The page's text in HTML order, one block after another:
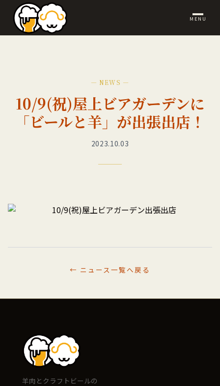
MENU
— NEWS —
10/9(祝)屋上ビアガーデンに
「ビールと羊」が出張出店！
2023.10.03
← ニュース一覧へ戻る
羊肉とクラフトビールの